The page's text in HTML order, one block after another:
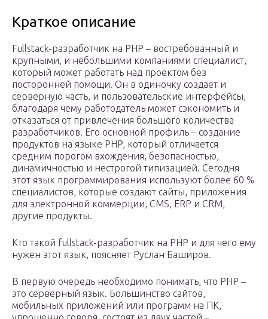
Краткое описание
Fullstack-разработчик на PHP – востребованный и
крупными, и небольшими компаниями специалист,
который может работать над проектом без
посторонней помощи. Он в одиночку создает и
серверную часть, и пользовательские интерфейсы,
благодаря чему работодатель может сэкономить и
отказаться от привлечения большого количества
разработчиков. Его основной профиль – создание
продуктов на языке PHP, который отличается
средним порогом вхождения, безопасностью,
динамичностью и нестрогой типизацией. Сегодня
этот язык программирования используют более 60 %
специалистов, которые создают сайты, приложения
для электронной коммерции, CMS, ERP и CRM,
другие продукты.
Кто такой fullstack-разработчик на PHP и для чего ему
нужен этот язык, поясняет Руслан Баширов.
В первую очередь необходимо понимать, что PHP –
это серверный язык. Большинство сайтов,
мобильных приложений или программ на ПК,